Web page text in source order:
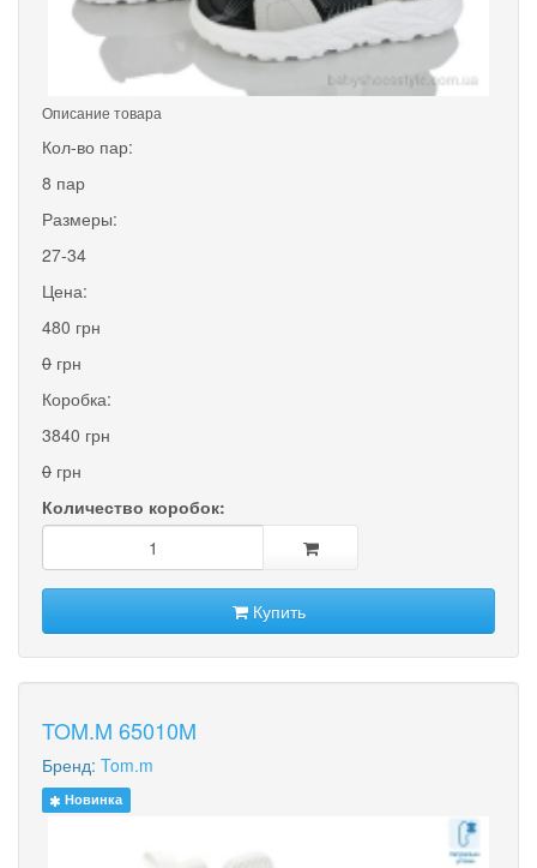
Описание товара
Кол-во пар:
8 пар
Размеры:
27-34
Цена:
480 грн
0 грн
Коробка:
3840 грн
0 грн
Количество коробок:
Купить
TOM.M 65010M
Бренд: Tom.m
Новинка